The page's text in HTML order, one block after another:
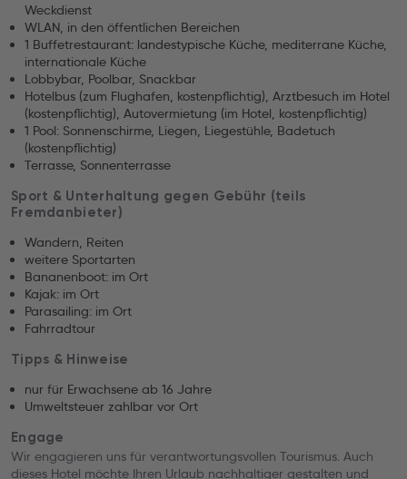
Weckdienst
WLAN, in den öffentlichen Bereichen
1 Buffetrestaurant: landestypische Küche, mediterrane Küche,
internationale Küche
Lobbybar, Poolbar, Snackbar
Hotelbus (zum Flughafen, kostenpflichtig), Arztbesuch im Hotel
(kostenpflichtig), Autovermietung (im Hotel, kostenpflichtig)
1 Pool: Sonnenschirme, Liegen, Liegestühle, Badetuch
(kostenpflichtig)
Terrasse, Sonnenterrasse
Sport & Unterhaltung gegen Gebühr (teils
Fremdanbieter)
Wandern, Reiten
weitere Sportarten
Bananenboot: im Ort
Kajak: im Ort
Parasailing: im Ort
Fahrradtour
Tipps & Hinweise
nur für Erwachsene ab 16 Jahre
Umweltsteuer zahlbar vor Ort
Engage
Wir engagieren uns für verantwortungsvollen Tourismus. Auch
dieses Hotel möchte Ihren Urlaub nachhaltiger gestalten und